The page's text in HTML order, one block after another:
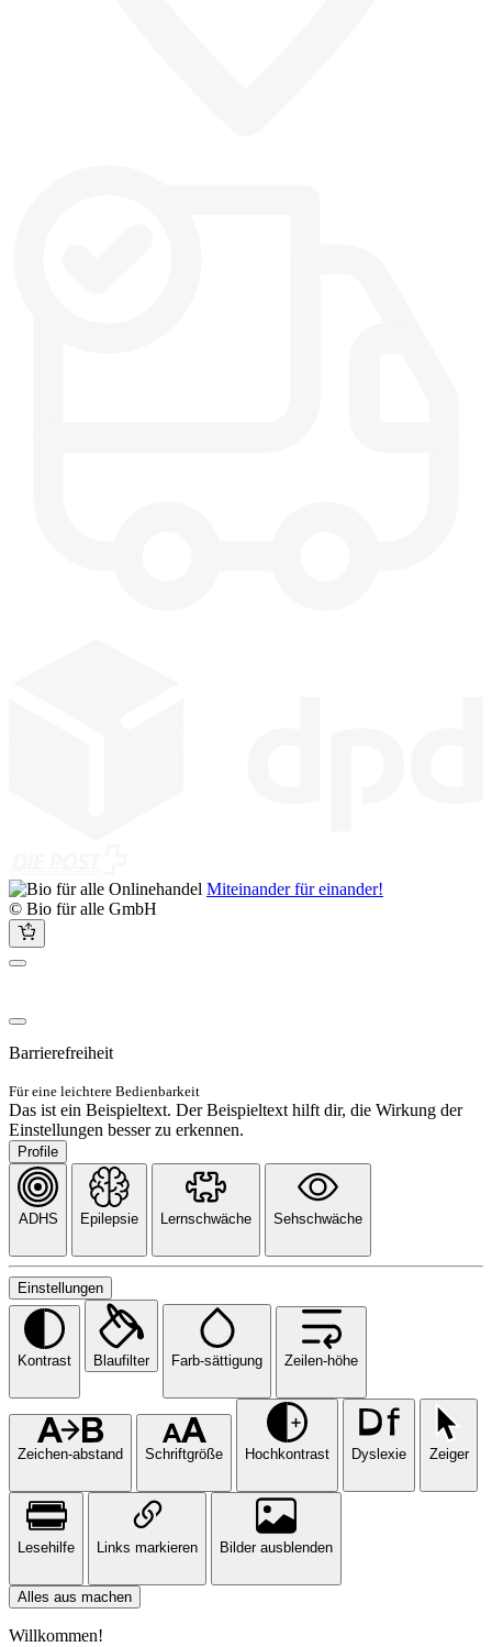
Miteinander für einander!
© Bio für alle GmbH
Barrierefreiheit
Für eine leichtere Bedienbarkeit
Das ist ein Beispieltext. Der Beispieltext hilft dir, die Wirkung der
Einstellungen besser zu erkennen.
Profile
ADHS Epilepsie Lernschwäche Sehschwäche
Einstellungen
Kontrast Blaufilter Farb-sättigung Zeilen-höhe
Zeichen-abstand Schriftgröße Hochkontrast Dyslexie Zeiger
Lesehilfe Links markieren Bilder ausblenden
Alles aus machen
Willkommen!